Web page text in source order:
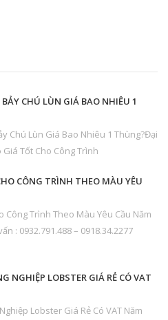
CHÚ LÙN GIÁ BAO NHIÊU 1
Chú Lùn Giá Bao Nhiêu 1 Thùng?Đại
Giá Tốt Cho Công Trình
CÔNG TRÌNH THEO MÀU YÊU
Công Trình Theo Màu Yêu Cầu Năm
: 0932.791.488 – 0918.34.2277
NGHIỆP LOBSTER GIÁ RẺ CÓ VAT
Lobster Giá Rẻ Có VAT Năm